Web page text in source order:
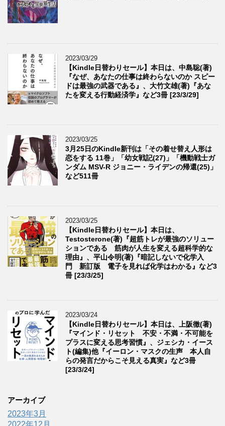
2023/03/29
【Kindle日替わりセール】本日は、中島聡(著)
『なぜ、あなたの仕事は終わらないのか スピー
ドは最強の武器である』、大竹文雄(著)『あな
たを変える行動経済学』など3冊 [23/3/29]
2023/03/25
3月25日のKindle新刊は「その着せ替え人形は
恋をする 11巻」「幼女戦記(27)」「機動戦士ガ
ンダム MSV-R ジョニー・ライデンの帰還(25)」
など511冊
2023/03/25
【Kindle日替わりセール】本日は、
Testosterone(著)『超筋トレが最強のソリュー
ションである 筋肉が人生を変える超科学的な
理由』、平山令明(著)『暗記しないで化学入
門 新訂版 電子を見れば化学はわかる』など3
冊 [23/3/25]
2023/03/24
【Kindle日替わりセール】本日は、上阪徹(著)
『マインド・リセット 不安・不満・不可能を
プラスに変える思考習慣』、ジェシカ・イース
ト(編集)他『イーロン・マスクの生声 本人自
らの発言だからこそ見える真実』など3冊
[23/3/24]
アーカイブ
2023年3月
2022年12月